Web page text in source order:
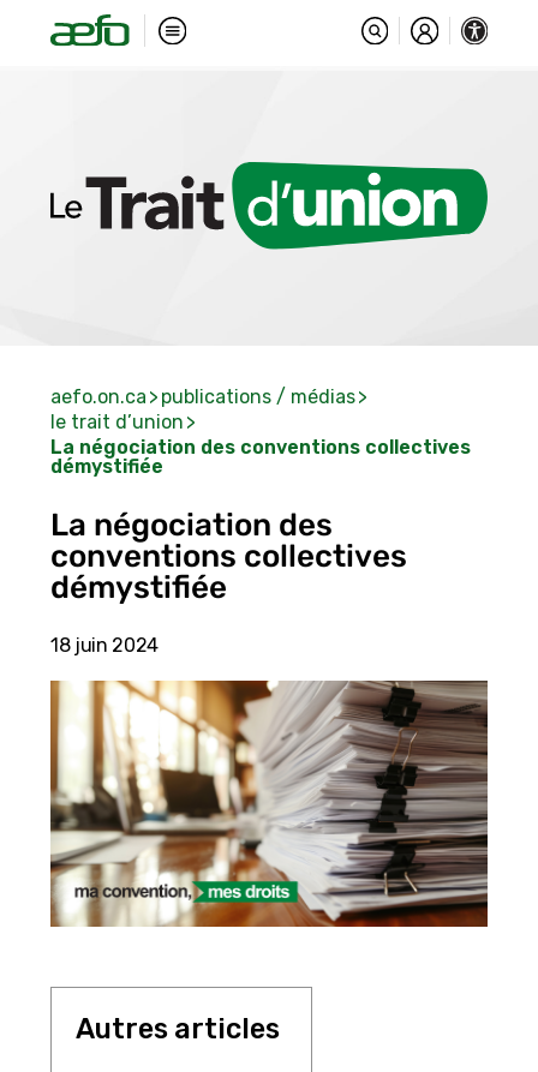
aefo.on.ca
publications / médias
le trait d’union
La négociation des conventions collectives
démystifiée
La négociation des
conventions collectives
démystifiée
18 juin 2024
Autres articles